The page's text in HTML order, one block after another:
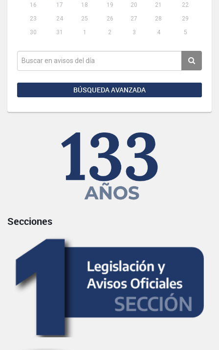
16
17 18 19 20 21
22
23
24 25 26 27 28
29
30
31 1 2 3 4 5
BÚSQUEDA AVANZADA
Secciones